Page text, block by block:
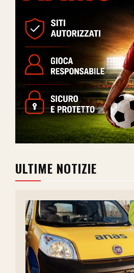
ULTIME NOTIZIE